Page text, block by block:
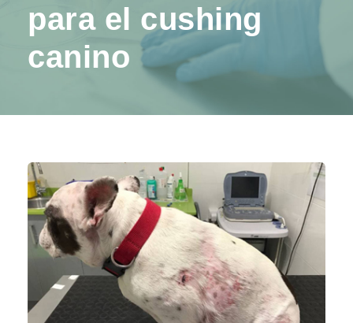
para el cushing
canino